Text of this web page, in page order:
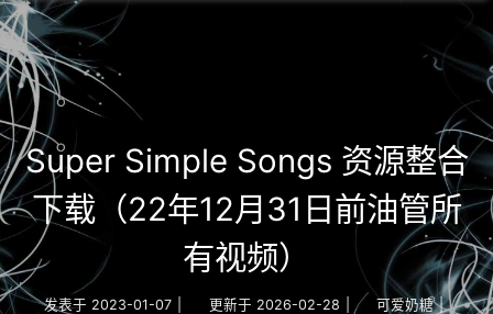
Super Simple Songs 资源整合
下载（22年12月31日前油管所
有视频）
发表于 2023-01-07 更新于 2026-02-28 可爱奶糖 |